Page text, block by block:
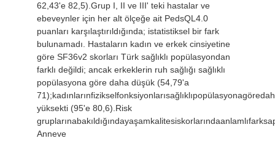
62,43'e 82,5).Grup I, II ve III' teki hastalar ve
ebeveynler için her alt ölçeğe ait PedsQL4.0
puanları karşılaştırıldığında; istatistiksel bir fark
bulunamadı. Hastaların kadın ve erkek cinsiyetine
göre SF36v2 skorları Türk sağlıklı popülasyondan
farklı değildi; ancak erkeklerin ruh sağlığı sağlıklı
popülasyona göre daha düşük (54,79'a
yüksekti (95'e 80,6).Risk
Anneve